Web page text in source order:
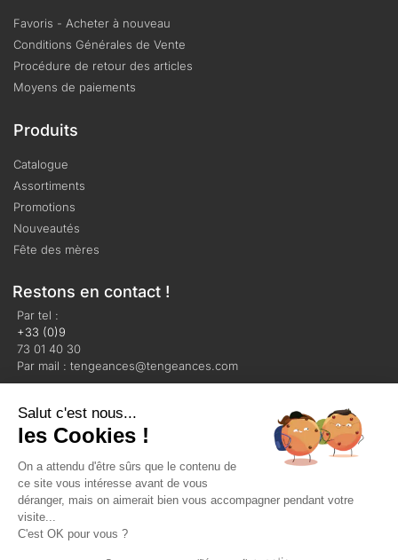
Favoris - Acheter à nouveau
Conditions Générales de Vente
Procédure de retour des articles
Moyens de paiements
Produits
Catalogue
Assortiments
Promotions
Nouveautés
Fête des mères
Restons en contact !
Par tel :
+33 (0)9
73 01 40 30
Par mail : tengeances@tengeances.com
Mentions légales
Salut c'est nous...
les Cookies !
On a attendu d'être sûrs que le contenu de
ce site vous intéresse avant de vous
déranger, mais on aimerait bien vous accompagner pendant votre
visite...
C'est OK pour vous ?